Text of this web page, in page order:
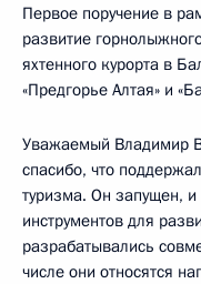
Первое поручение в
развитие
яхтенного курорта в
«Предгорье Алтая» и
Уважаемый Владимир
спасибо, что
туризма. Он запущен,
инструментов для
разрабатывались
числе они относятся